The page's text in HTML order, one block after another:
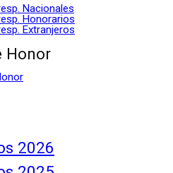
Nacionales
Honorarios
Extranjeros
Honor
2026